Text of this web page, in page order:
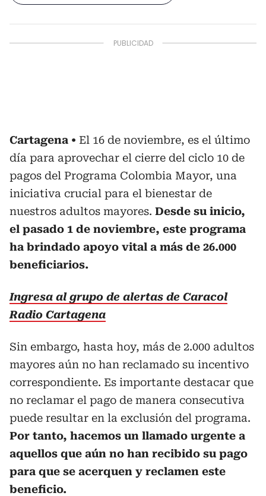
Cartagena
El 16 de noviembre, es el último
día para aprovechar el cierre del ciclo 10 de
pagos del Programa Colombia Mayor, una
iniciativa crucial para el bienestar de
nuestros adultos mayores. Desde su inicio,
el pasado 1 de noviembre, este programa
ha brindado apoyo vital a más de 26.000
beneficiarios.
Ingresa al grupo de alertas de Caracol
Radio Cartagena
Sin embargo, hasta hoy, más de 2.000 adultos
mayores aún no han reclamado su incentivo
correspondiente. Es importante destacar que
no reclamar el pago de manera consecutiva
puede resultar en la exclusión del programa.
Por tanto, hacemos un llamado urgente a
aquellos que aún no han recibido su pago
para que se acerquen y reclamen este
beneficio.